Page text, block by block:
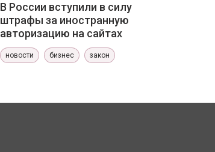
В России вступили в силу
штрафы за иностранную
авторизацию на сайтах
новости бизнес закон